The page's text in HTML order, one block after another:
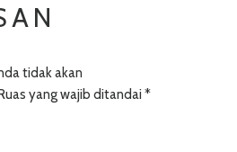
tidak akan
yang wajib ditandai *